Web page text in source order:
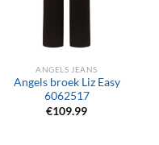
ANGELS JEANS
Angels broek Liz Easy
6062517
€109.99